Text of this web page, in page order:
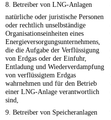
8. Betreiber von LNG-Anlagen
natürliche oder juristische Personen
oder rechtlich unselbständige
Organisationseinheiten eines
Energieversorgungsunternehmens,
die die Aufgabe der Verflüssigung
von Erdgas oder der Einfuhr,
Entladung und Wiederverdampfung
von verflüssigtem Erdgas
wahrnehmen und für den Betrieb
einer LNG-Anlage verantwortlich
sind,
9. Betreiber von Speicheranlagen